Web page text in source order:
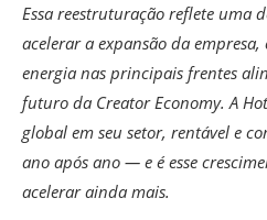
Essa reestruturação reflete uma
acelerar a expansão da
energia nas principais frentes
futuro da Creator Economy. A
global em seu setor, rentável e
ano após ano — e é esse
acelerar ainda mais.